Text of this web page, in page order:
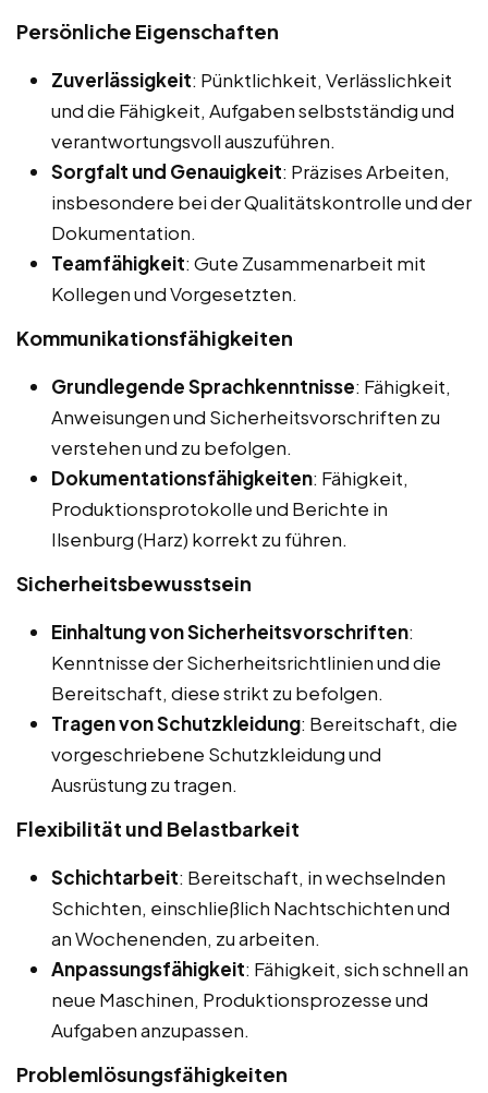
Persönliche Eigenschaften
Zuverlässigkeit: Pünktlichkeit, Verlässlichkeit
und die Fähigkeit, Aufgaben selbstständig und
verantwortungsvoll auszuführen.
Sorgfalt und Genauigkeit: Präzises Arbeiten,
insbesondere bei der Qualitätskontrolle und der
Dokumentation.
Teamfähigkeit: Gute Zusammenarbeit mit
Kollegen und Vorgesetzten.
Kommunikationsfähigkeiten
Grundlegende Sprachkenntnisse: Fähigkeit,
Anweisungen und Sicherheitsvorschriften zu
verstehen und zu befolgen.
Dokumentationsfähigkeiten: Fähigkeit,
Produktionsprotokolle und Berichte in
Ilsenburg (Harz) korrekt zu führen.
Sicherheitsbewusstsein
Einhaltung von Sicherheitsvorschriften:
Kenntnisse der Sicherheitsrichtlinien und die
Bereitschaft, diese strikt zu befolgen.
Tragen von Schutzkleidung: Bereitschaft, die
vorgeschriebene Schutzkleidung und
Ausrüstung zu tragen.
Flexibilität und Belastbarkeit
Schichtarbeit: Bereitschaft, in wechselnden
Schichten, einschließlich Nachtschichten und
an Wochenenden, zu arbeiten.
Anpassungsfähigkeit: Fähigkeit, sich schnell an
neue Maschinen, Produktionsprozesse und
Aufgaben anzupassen.
Problemlösungsfähigkeiten